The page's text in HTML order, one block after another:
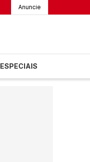
Anuncie
ESPECIAIS